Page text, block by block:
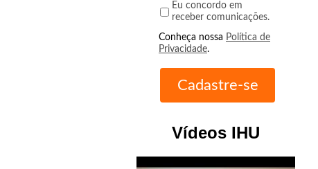
Eu concordo em
receber comunicações.
Conheça nossa Política de
Privacidade.
Vídeos IHU